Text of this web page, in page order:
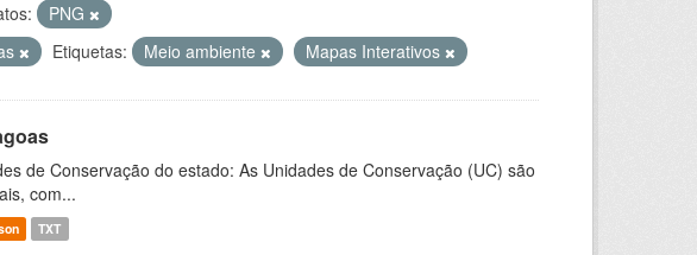
PNG
Etiquetas: Meio ambiente Mapas Interativos
de Conservação do estado: As Unidades de Conservação (UC) são
com...
TXT